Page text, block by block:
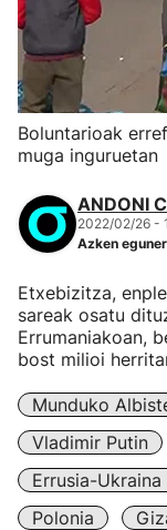
Boluntarioak
muga inguruetan
ANDONI
2022/02/26 -
Azken
Etxebizitza,
sareak osatu
Errumaniakoan,
bost milioi
Munduko
Vladimir Putin
Errusia-Ukraina
Polonia